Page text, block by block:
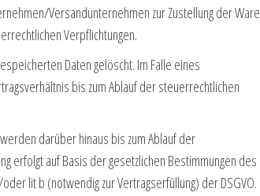
Versandunternehmen zur Zustellung der Ware
Verpflichtungen.
Daten gelöscht. Im Falle eines
bis zum Ablauf der steuerrechtlichen
darüber hinaus bis zum Ablauf der
erfolgt auf Basis der gesetzlichen Bestimmungen des
lit b (notwendig zur Vertragserfüllung) der DSGVO.